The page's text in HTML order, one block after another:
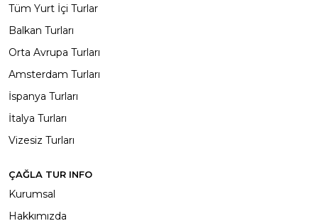
Tüm Yurt İçi Turlar
Balkan Turları
Orta Avrupa Turları
Amsterdam Turları
İspanya Turları
İtalya Turları
Vizesiz Turları
ÇAĞLA TUR INFO
Kurumsal
Hakkımızda